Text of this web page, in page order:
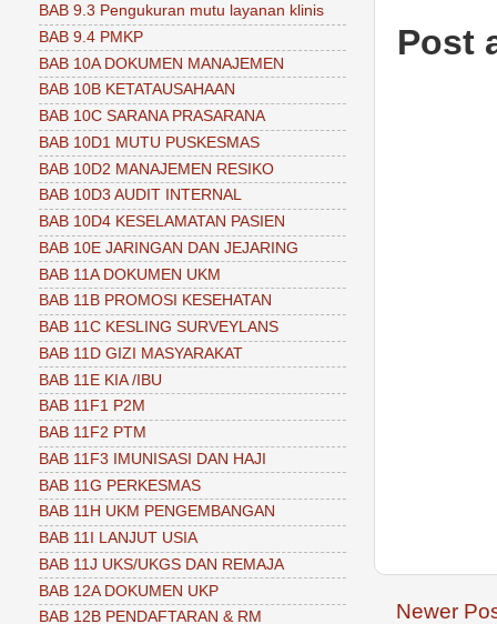
Post
Newer
BAB 9.3 Pengukuran mutu layanan klinis
BAB 9.4 PMKP
BAB 10A DOKUMEN MANAJEMEN
BAB 10B KETATAUSAHAAN
BAB 10C SARANA PRASARANA
BAB 10D1 MUTU PUSKESMAS
BAB 10D2 MANAJEMEN RESIKO
BAB 10D3 AUDIT INTERNAL
BAB 10D4 KESELAMATAN PASIEN
BAB 10E JARINGAN DAN JEJARING
BAB 11A DOKUMEN UKM
BAB 11B PROMOSI KESEHATAN
BAB 11C KESLING SURVEYLANS
BAB 11D GIZI MASYARAKAT
BAB 11E KIA /IBU
BAB 11F1 P2M
BAB 11F2 PTM
BAB 11F3 IMUNISASI DAN HAJI
BAB 11G PERKESMAS
BAB 11H UKM PENGEMBANGAN
BAB 11I LANJUT USIA
BAB 11J UKS/UKGS DAN REMAJA
BAB 12A DOKUMEN UKP
BAB 12B PENDAFTARAN & RM